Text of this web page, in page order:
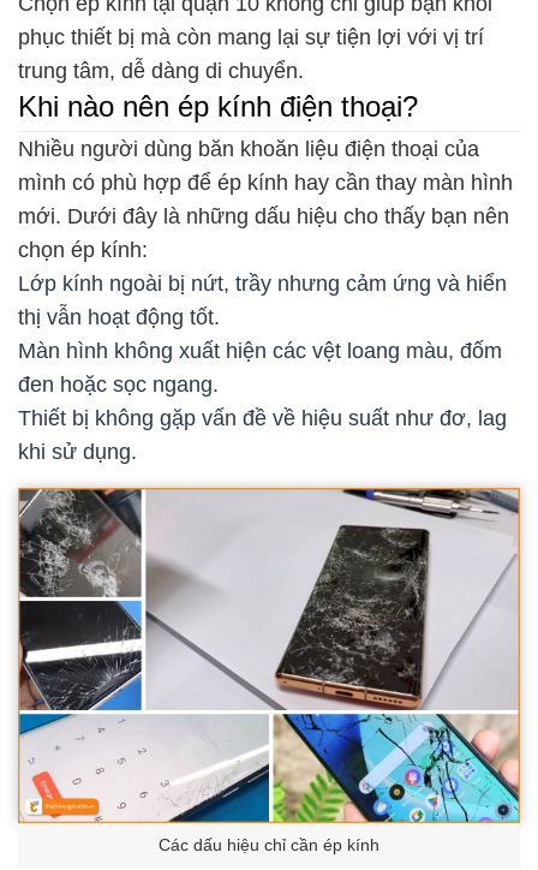
phục thiết bị mà còn mang lại sự tiện lợi với vị trí
trung tâm, dễ dàng di chuyển.
Khi nào nên ép kính điện thoại?
Nhiều người dùng băn khoăn liệu điện thoại của
mình có phù hợp để ép kính hay cần thay màn hình
mới. Dưới đây là những dấu hiệu cho thấy bạn nên
chọn ép kính:
Lớp kính ngoài bị nứt, trầy nhưng cảm ứng và hiển
thị vẫn hoạt động tốt.
Màn hình không xuất hiện các vệt loang màu, đốm
đen hoặc sọc ngang.
Thiết bị không gặp vấn đề về hiệu suất như đơ, lag
khi sử dụng.
Các dấu hiệu chỉ cần ép kính